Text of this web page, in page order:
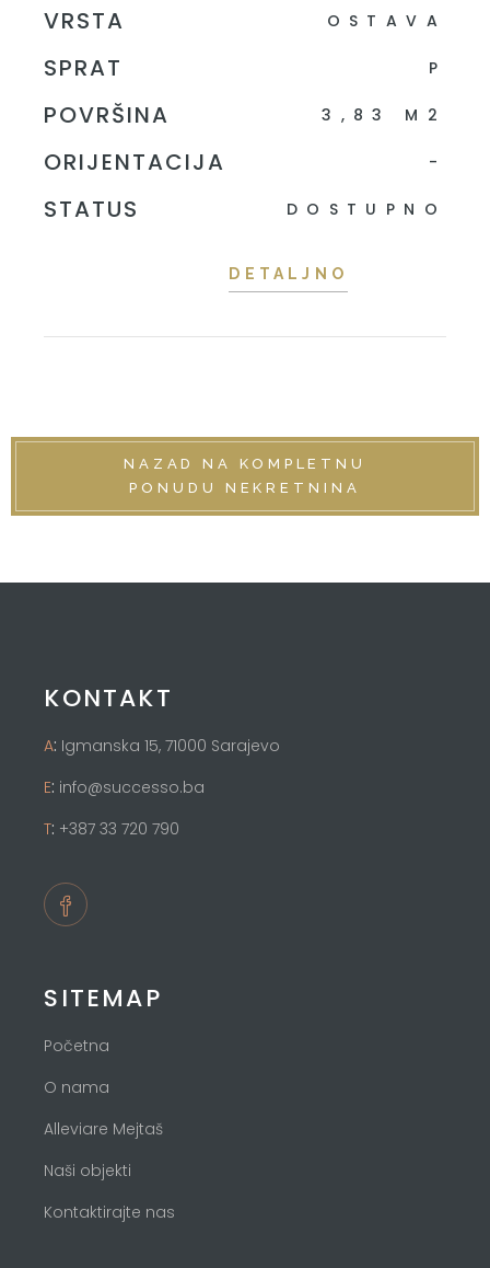
VRSTA OSTAVA
SPRAT P
POVRŠINA 3,83 M2
ORIJENTACIJA -
STATUS DOSTUPNO
DETALJNO
NAZAD NA KOMPLETNU
PONUDU NEKRETNINA
KONTAKT
A: Igmanska 15, 71000 Sarajevo
E: info@successo.ba
T: +387 33 720 790
SITEMAP
Početna
O nama
Alleviare Mejtaš
Naši objekti
Kontaktirajte nas